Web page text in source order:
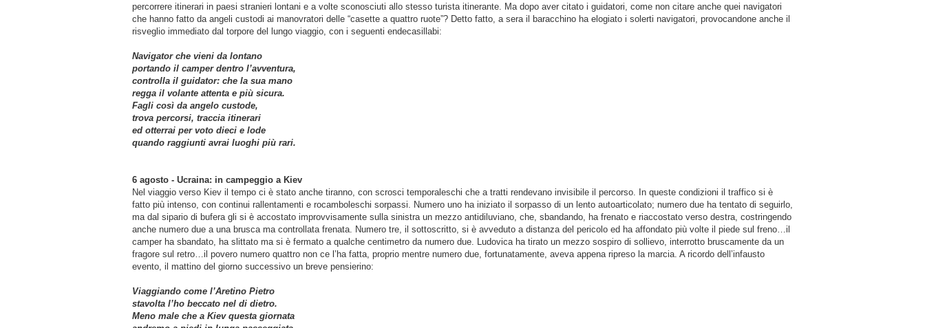
percorrere itinerari in paesi stranieri lontani e a volte sconosciuti allo stesso turista itinerante. Ma dopo aver citato i guidatori, come non citare anche quei navigatori
che hanno fatto da angeli custodi ai manovratori delle “casette a quattro ruote”? Detto fatto, a sera il baracchino ha elogiato i solerti navigatori, provocandone anche il
risveglio immediato dal torpore del lungo viaggio, con i seguenti endecasillabi:
Navigator che vieni da lontano
portando il camper dentro l’avventura,
controlla il guidator: che la sua mano
regga il volante attenta e più sicura.
Fagli così da angelo custode,
trova percorsi, traccia itinerari
ed otterrai per voto dieci e lode
quando raggiunti avrai luoghi più rari.
6 agosto - Ucraina: in campeggio a Kiev
Nel viaggio verso Kiev il tempo ci è stato anche tiranno, con scrosci temporaleschi che a tratti rendevano invisibile il percorso. In queste condizioni il traffico si è
fatto più intenso, con continui rallentamenti e rocamboleschi sorpassi. Numero uno ha iniziato il sorpasso di un lento autoarticolato; numero due ha tentato di seguirlo,
ma dal sipario di bufera gli si è accostato improvvisamente sulla sinistra un mezzo antidiluviano, che, sbandando, ha frenato e riaccostato verso destra, costringendo
anche numero due a una brusca ma controllata frenata. Numero tre, il sottoscritto, si è avveduto a distanza del pericolo ed ha affondato più volte il piede sul freno…il
camper ha sbandato, ha slittato ma si è fermato a qualche centimetro da numero due. Ludovica ha tirato un mezzo sospiro di sollievo, interrotto bruscamente da un
fragore sul retro…il povero numero quattro non ce l’ha fatta, proprio mentre numero due, fortunatamente, aveva appena ripreso la marcia. A ricordo dell’infausto
evento, il mattino del giorno successivo un breve pensierino:
Viaggiando come l’Aretino Pietro
stavolta l’ho beccato nel di dietro.
Meno male che a Kiev questa giornata